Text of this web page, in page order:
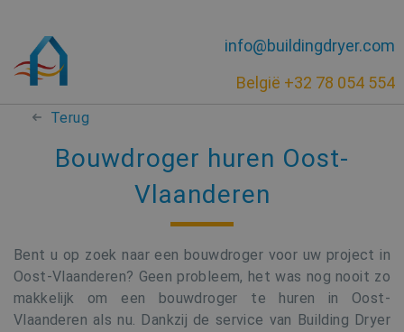
info@buildingdryer.com
België +32 78 054 554
Terug
Bouwdroger huren Oost-
Vlaanderen
Bent u op zoek naar een bouwdroger voor uw project in
Oost-Vlaanderen? Geen probleem, het was nog nooit zo
makkelijk om een bouwdroger te huren in Oost-
Vlaanderen als nu. Dankzij de service van Building Dryer